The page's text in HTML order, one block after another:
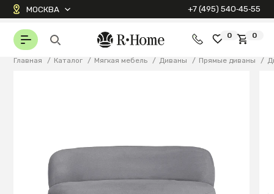
МОСКВА +7 (495) 540‑45‑55
0 0
Главная / Каталог / Мягкая мебель / Диваны / Прямые диваны /